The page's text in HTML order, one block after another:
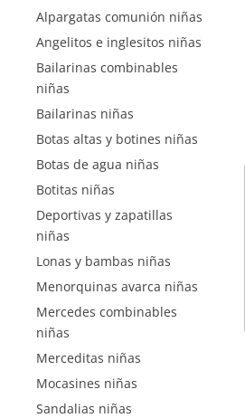
Alpargatas comunión niñas
Angelitos e inglesitos niñas
Bailarinas combinables
niñas
Bailarinas niñas
Botas altas y botines niñas
Botas de agua niñas
Botitas niñas
Deportivas y zapatillas
niñas
Lonas y bambas niñas
Menorquinas avarca niñas
Mercedes combinables
niñas
Merceditas niñas
Mocasines niñas
Sandalias niñas